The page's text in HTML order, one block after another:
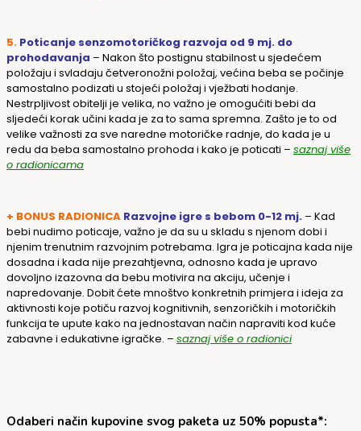
5. Poticanje senzomotoričkog razvoja od 9 mj. do
prohodavanja – Nakon što postignu stabilnost u sjedećem
položaju i svladaju četveronožni položaj, većina beba se počinje
samostalno podizati u stojeći položaj i vježbati hodanje.
Nestrpljivost obitelji je velika, no važno je omogućiti bebi da
sljedeći korak učini kada je za to sama spremna. Zašto je to od
velike važnosti za sve naredne motoričke radnje, do kada je u
redu da beba samostalno prohoda i kako je poticati – saznaj više
o radionicama
+ BONUS RADIONICA Razvojne igre s bebom 0-12 mj. – Kad
bebi nudimo poticaje, važno je da su u skladu s njenom dobi i
njenim trenutnim razvojnim potrebama. Igra je poticajna kada nije
dosadna i kada nije prezahtjevna, odnosno kada je upravo
dovoljno izazovna da bebu motivira na akciju, učenje i
napredovanje. Dobit ćete mnoštvo konkretnih primjera i ideja za
aktivnosti koje potiču razvoj kognitivnih, senzoričkih i motoričkih
funkcija te upute kako na jednostavan način napraviti kod kuće
zabavne i edukativne igračke. – saznaj više o radionici
Odaberi način kupovine svog paketa uz 50% popusta*: